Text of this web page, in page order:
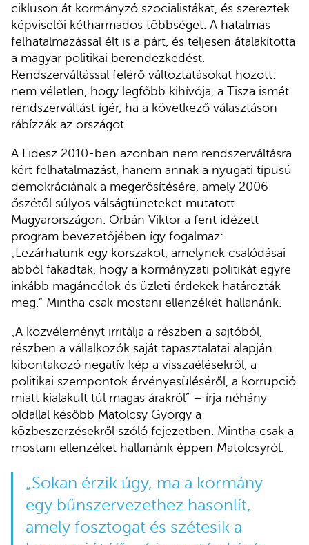
cikluson át kormányzó szocialistákat, és szereztek
képviselői kétharmados többséget. A hatalmas
felhatalmazással élt is a párt, és teljesen átalakította
a magyar politikai berendezkedést.
Rendszerváltással felérő változtatásokat hozott:
nem véletlen, hogy legfőbb kihívója, a Tisza ismét
rendszerváltást ígér, ha a következő választáson
rábízzák az országot.
A Fidesz 2010-ben azonban nem rendszerváltásra
kért felhatalmazást, hanem annak a nyugati típusú
demokráciának a megerősítésére, amely 2006
őszétől súlyos válságtüneteket mutatott
Magyarországon. Orbán Viktor a fent idézett
program bevezetőjében így fogalmaz:
„Lezárhatunk egy korszakot, amelynek csalódásai
abból fakadtak, hogy a kormányzati politikát egyre
inkább magáncélok és üzleti érdekek határozták
meg.” Mintha csak mostani ellenzékét hallanánk.
„A közvéleményt irritálja a részben a sajtóból,
részben a vállalkozók saját tapasztalatai alapján
kibontakozó negatív kép a visszaélésekről, a
politikai szempontok érvényesüléséről, a korrupció
miatt kialakult túl magas árakról” – írja néhány
oldallal később Matolcsy György a
közbeszerzésekről szóló fejezetben. Mintha csak a
mostani ellenzéket hallanánk éppen Matolcsyról.
„Sokan érzik úgy, ma a kormány
egy bűnszervezethez hasonlít,
amely fosztogat és szétesik a